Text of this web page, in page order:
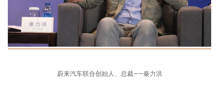
蔚来汽车联合创始人、总裁——秦力洪